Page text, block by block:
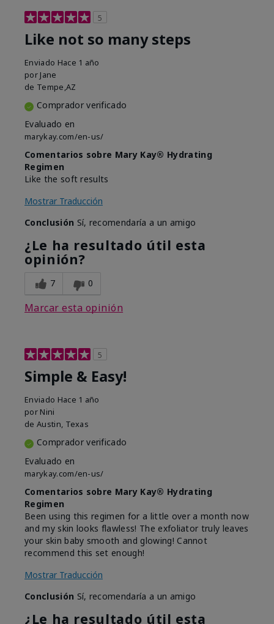
5
Like not so many steps
Enviado Hace 1 año
por Jane
de Tempe,AZ
Comprador verificado
Evaluado en
marykay.com/en-us/
Comentarios sobre Mary Kay® Hydrating
Regimen
Like the soft results
Mostrar Traducción
Conclusión Sí, recomendaría a un amigo
¿Le ha resultado útil esta
opinión?
7 0
Marcar esta opinión
5
Simple & Easy!
Enviado Hace 1 año
por Nini
de Austin, Texas
Comprador verificado
Evaluado en
marykay.com/en-us/
Comentarios sobre Mary Kay® Hydrating
Regimen
Been using this regimen for a little over a month now
and my skin looks flawless! The exfoliator truly leaves
your skin baby smooth and glowing! Cannot
recommend this set enough!
Mostrar Traducción
Conclusión Sí, recomendaría a un amigo
¿Le ha resultado útil esta